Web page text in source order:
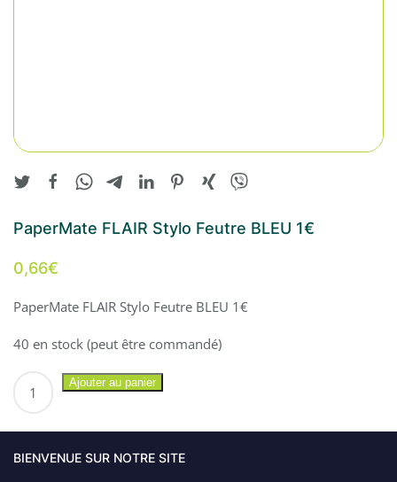
PaperMate FLAIR Stylo Feutre BLEU 1€
0,66€
PaperMate FLAIR Stylo Feutre BLEU 1€
40 en stock (peut être commandé)
Stylo
Ajouter au panier
BIENVENUE SUR NOTRE SITE